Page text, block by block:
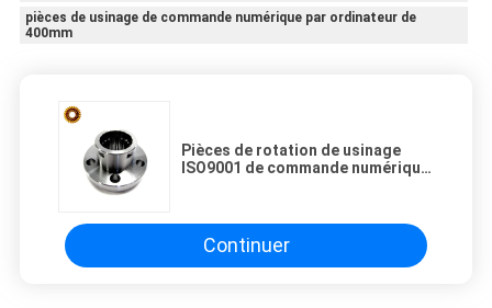
pièces de usinage de commande numérique par ordinateur de
400mm
Pièces de rotation de usinage
ISO9001 de commande numérique
Continuer